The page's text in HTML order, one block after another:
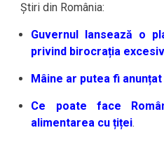
Știri din România:
Guvernul lansează o
privind birocrația
Mâine ar putea fi
Ce poate face
alimentarea cu țiței.